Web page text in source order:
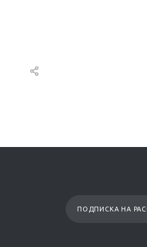
ПОДПИСКА НА